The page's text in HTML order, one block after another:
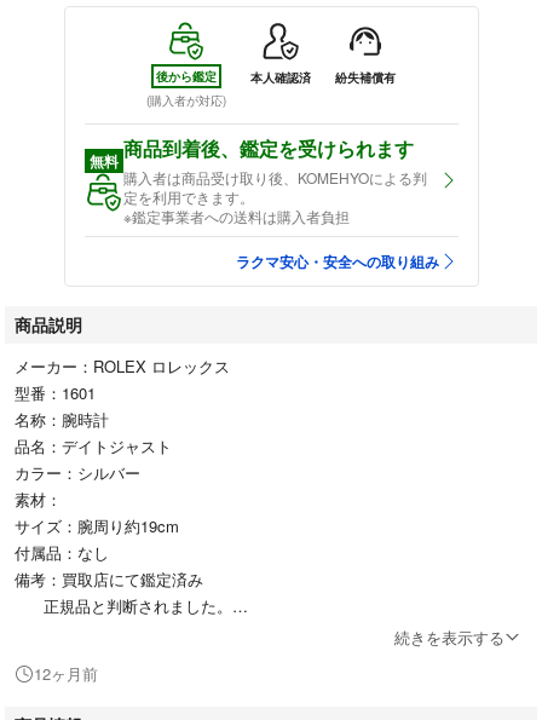
後から鑑定
(購入者が対応)
本人確認済 紛失補償有
無料 商品到着後、鑑定を受けられます
購入者は商品受け取り後、KOMEHYOによる判
定を利用できます。
※鑑定事業者への送料は購入者負担
ラクマ安心・安全への取り組み
商品説明
メーカー：ROLEX ロレックス
型番：1601
名称：腕時計
品名：デイトジャスト
カラー：シルバー
素材：
サイズ：腕周り約19cm
付属品：なし
備考：買取店にて鑑定済み
正規品と判断されました。
クラスプ 62510H G9
風防に傷あり
続きを表示する
12ヶ月前